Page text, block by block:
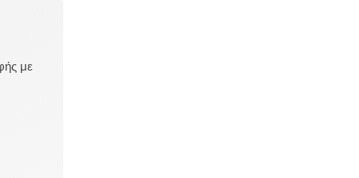
με